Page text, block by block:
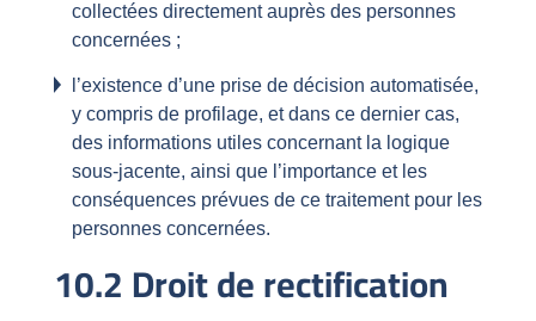
collectées directement auprès des personnes
concernées ;
l’existence d’une prise de décision automatisée,
y compris de profilage, et dans ce dernier cas,
des informations utiles concernant la logique
sous-jacente, ainsi que l’importance et les
conséquences prévues de ce traitement pour les
personnes concernées.
10.2 Droit de rectification